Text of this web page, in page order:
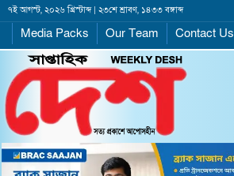
৭ই আগস্ট, ২০২৬ খ্রিস্টাব্দ | ২৩শে শ্রাবণ, ১৪৩৩ বঙ্গাব্দ
Media Packs Our Team Contact Us